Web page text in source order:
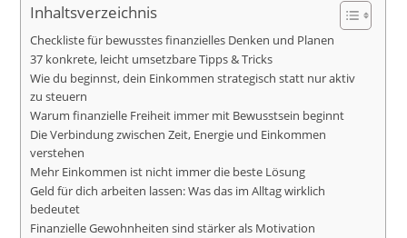
Inhaltsverzeichnis
Checkliste für bewusstes finanzielles Denken und Planen
37 konkrete, leicht umsetzbare Tipps & Tricks
Wie du beginnst, dein Einkommen strategisch statt nur aktiv
zu steuern
Warum finanzielle Freiheit immer mit Bewusstsein beginnt
Die Verbindung zwischen Zeit, Energie und Einkommen
verstehen
Mehr Einkommen ist nicht immer die beste Lösung
Geld für dich arbeiten lassen: Was das im Alltag wirklich
bedeutet
Finanzielle Gewohnheiten sind stärker als Motivation